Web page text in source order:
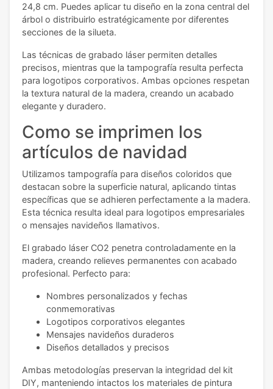
24,8 cm. Puedes aplicar tu diseño en la zona central del
árbol o distribuirlo estratégicamente por diferentes
secciones de la silueta.
Las técnicas de grabado láser permiten detalles
precisos, mientras que la tampografía resulta perfecta
para logotipos corporativos. Ambas opciones respetan
la textura natural de la madera, creando un acabado
elegante y duradero.
Como se imprimen los
artículos de navidad
Utilizamos tampografía para diseños coloridos que
destacan sobre la superficie natural, aplicando tintas
específicas que se adhieren perfectamente a la madera.
Esta técnica resulta ideal para logotipos empresariales
o mensajes navideños llamativos.
El grabado láser CO2 penetra controladamente en la
madera, creando relieves permanentes con acabado
profesional. Perfecto para:
Nombres personalizados y fechas
conmemorativas
Logotipos corporativos elegantes
Mensajes navideños duraderos
Diseños detallados y precisos
Ambas metodologías preservan la integridad del kit
DIY, manteniendo intactos los materiales de pintura